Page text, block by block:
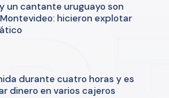
un cantante uruguayo son
hicieron explotar
durante cuatro horas y es
dinero en varios cajeros